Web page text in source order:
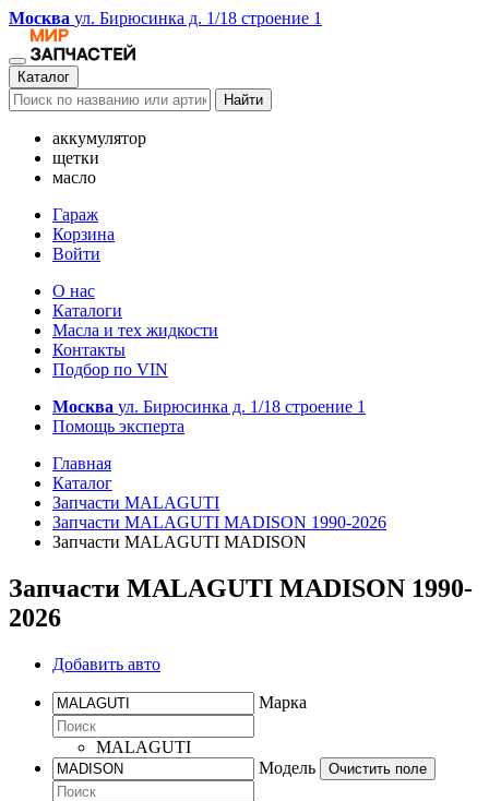
Москва ул. Бирюсинка д. 1/18 строение 1
Каталог
Найти
аккумулятор
щетки
масло
Гараж
Корзина
Войти
О нас
Каталоги
Масла и тех жидкости
Контакты
Подбор по VIN
Москва ул. Бирюсинка д. 1/18 строение 1
Помощь эксперта
Главная
Каталог
Запчасти MALAGUTI
Запчасти MALAGUTI MADISON 1990-2026
Запчасти MALAGUTI MADISON
Запчасти MALAGUTI MADISON 1990-
2026
Добавить авто
Марка
MALAGUTI
Модель
Очистить поле